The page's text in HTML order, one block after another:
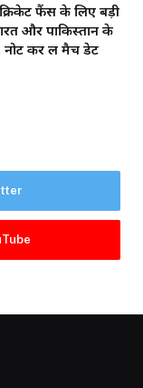
फैंस के लिए बड़ी
और पाकिस्तान के
नोट कर लें मैच डेट